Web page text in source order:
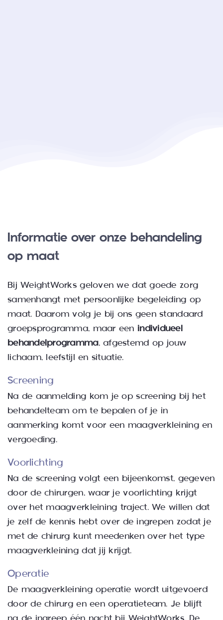
Informatie over onze behandeling
op maat
Bij WeightWorks geloven we dat goede zorg
samenhangt met persoonlijke begeleiding op
maat. Daarom volg je bij ons geen standaard
groepsprogramma, maar eenindividueel
behandelprogramma, afgestemd op jouw
lichaam, leefstijl en situatie.
Screening
Na de aanmelding kom je op screening bij het
behandelteam om te bepalen of je in
aanmerking komt voor een maagverkleining en
vergoeding.
Voorlichting
Na de screening volgt een bijeenkomst, gegeven
door de chirurgen, waar je voorlichting krijgt
over het maagverkleining traject. We willen dat
je zelf de kennis hebt over de ingrepen zodat je
met de chirurg kunt meedenken over het type
maagverkleining dat jij krijgt.
Operatie
De maagverkleining operatie wordt uitgevoerd
door de chirurg en een operatieteam. Je blijft